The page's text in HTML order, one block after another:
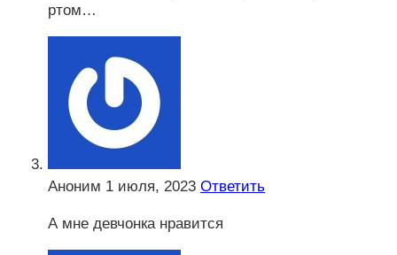
ртом…
Аноним 1 июля, 2023 Ответить
А мне девчонка нравится